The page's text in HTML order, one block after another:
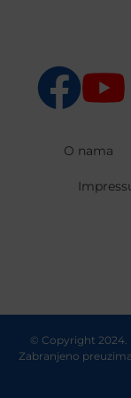
O nama
© Copyright 2024.
Zabranjeno